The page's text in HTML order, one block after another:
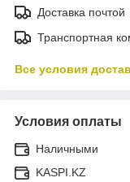
Доставка почтой
Транспортная
Все условия
Условия оплаты
Наличными
KASPI.KZ